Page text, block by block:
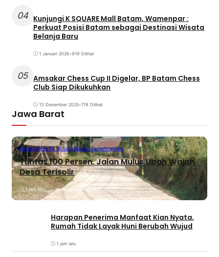
04 Kunjungi K SQUARE Mall Batam, Wamenpar :
Perkuat Posisi Batam sebagai Destinasi Wisata
Belanja Baru
1 Januari 2026•919 Dilihat
05 Amsakar Chess Cup II Digelar, BP Batam Chess
Club Siap Dikukuhkan
13 Desember 2025•719 Dilihat
Jawa Barat
BandungBerita TerbaruBerita UtamaInspirasi
Tuntas 100 Persen, Jalan Mulus Ubah Wajah
Desa Terisolir
1 jam lalu
Harapan Penerima Manfaat Kian Nyata,
Rumah Tidak Layak Huni Berubah Wujud
1 jam lalu